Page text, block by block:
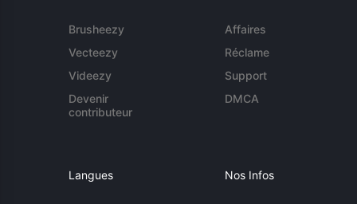
Brusheezy
Vecteezy
Videezy
Devenir
contributeur
Affaires
Réclame
Support
DMCA
Langues Nos Infos